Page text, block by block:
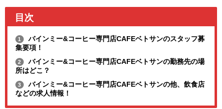
目次
1
バインミー&コーヒー専門店CAFEベトサンのスタッフ募
集要項！
2
バインミー&コーヒー専門店CAFEベトサンの勤務先の場
所はどこ？
3
バインミー&コーヒー専門店CAFEベトサンの他、飲食店
などの求人情報！